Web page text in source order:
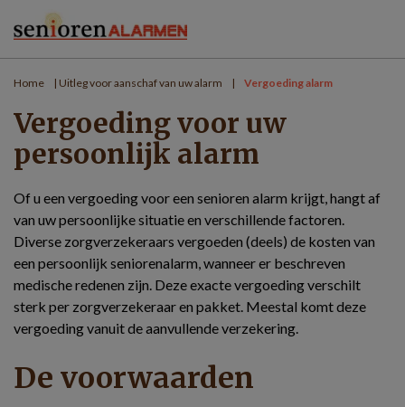
Home | Uitleg voor aanschaf van uw alarm | Vergoeding alarm
Vergoeding voor uw
persoonlijk alarm
Of u een vergoeding voor een senioren alarm krijgt, hangt af
van uw persoonlijke situatie en verschillende factoren.
Diverse zorgverzekeraars vergoeden (deels) de kosten van
een persoonlijk seniorenalarm, wanneer er beschreven
medische redenen zijn. Deze exacte vergoeding verschilt
sterk per zorgverzekeraar en pakket. Meestal komt deze
vergoeding vanuit de aanvullende verzekering.
De voorwaarden